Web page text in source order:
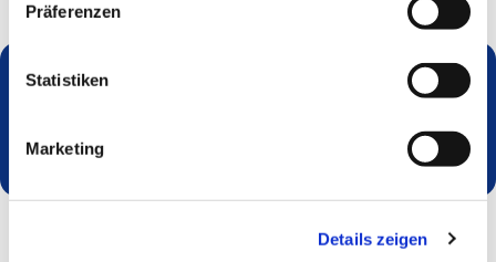
Präferenzen
Statistiken
Marketing
Details zeigen